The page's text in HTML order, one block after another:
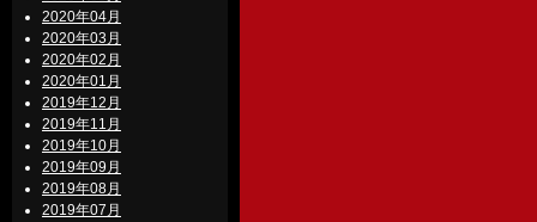
2020年04月
2020年03月
2020年02月
2020年01月
2019年12月
2019年11月
2019年10月
2019年09月
2019年08月
2019年07月